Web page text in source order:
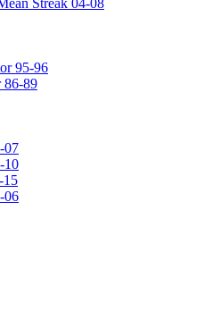
Streak 04-08
95-96
86-89
07
10
15
06